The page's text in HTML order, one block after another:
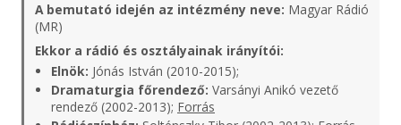
A bemutató idején az intézmény neve: Magyar Rádió
(MR)
Ekkor a rádió és osztályainak irányítói:
Elnök: Jónás István (2010-2015);
Dramaturgia főrendező: Varsányi Anikó vezető
rendező (2002-2013); Forrás